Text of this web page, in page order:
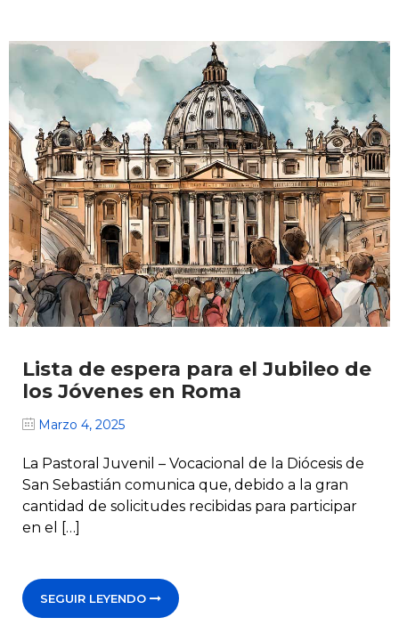
Lista de espera para el Jubileo de
los Jóvenes en Roma
Marzo 4, 2025
La Pastoral Juvenil – Vocacional de la Diócesis de
San Sebastián comunica que, debido a la gran
cantidad de solicitudes recibidas para participar
en el […]
SEGUIR LEYENDO